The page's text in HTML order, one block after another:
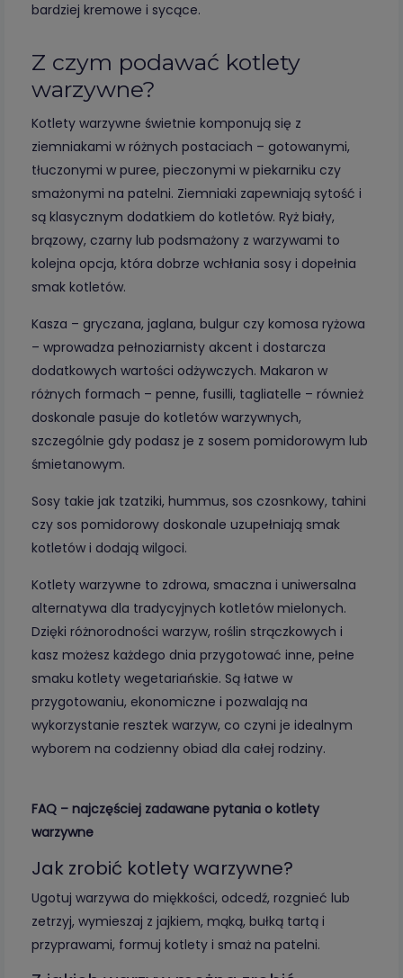
bardziej kremowe i sycące.
Z czym podawać kotlety
warzywne?
Kotlety warzywne świetnie komponują się z
ziemniakami w różnych postaciach – gotowanymi,
tłuczonymi w puree, pieczonymi w piekarniku czy
smażonymi na patelni. Ziemniaki zapewniają sytość i
są klasycznym dodatkiem do kotletów. Ryż biały,
brązowy, czarny lub podsmażony z warzywami to
kolejna opcja, która dobrze wchłania sosy i dopełnia
smak kotletów.
Kasza – gryczana, jaglana, bulgur czy komosa ryżowa
– wprowadza pełnoziarnisty akcent i dostarcza
dodatkowych wartości odżywczych. Makaron w
różnych formach – penne, fusilli, tagliatelle – również
doskonale pasuje do kotletów warzywnych,
szczególnie gdy podasz je z sosem pomidorowym lub
śmietanowym.
Sosy takie jak tzatziki, hummus, sos czosnkowy, tahini
czy sos pomidorowy doskonale uzupełniają smak
kotletów i dodają wilgoci.
Kotlety warzywne to zdrowa, smaczna i uniwersalna
alternatywa dla tradycyjnych kotletów mielonych.
Dzięki różnorodności warzyw, roślin strączkowych i
kasz możesz każdego dnia przygotować inne, pełne
smaku kotlety wegetariańskie. Są łatwe w
przygotowaniu, ekonomiczne i pozwalają na
wykorzystanie resztek warzyw, co czyni je idealnym
wyborem na codzienny obiad dla całej rodziny.
FAQ – najczęściej zadawane pytania o kotlety
warzywne
Jak zrobić kotlety warzywne?
Ugotuj warzywa do miękkości, odcedź, rozgnieć lub
zetrzyj, wymieszaj z jajkiem, mąką, bułką tartą i
przyprawami, formuj kotlety i smaż na patelni.